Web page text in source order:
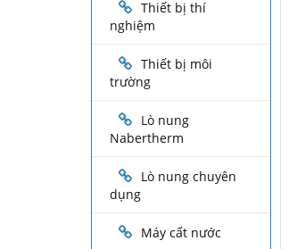
Thiết bị thí
nghiệm
Thiết bị môi
trường
Lò nung
Nabertherm
Lò nung chuyên
dụng
Máy cất nước